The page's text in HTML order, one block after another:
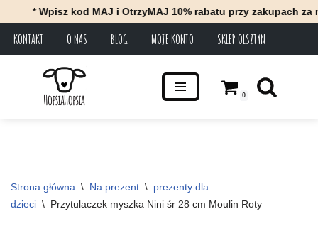
* Wpisz kod MAJ i OtrzyMAJ 10% rabatu przy zakupach za
KONTAKT O NAS BLOG MOJE KONTO SKLEP OLSZTYN
0
Strona główna \ Na prezent \ prezenty dla
dzieci \ Przytulaczek myszka Nini śr 28 cm Moulin Roty